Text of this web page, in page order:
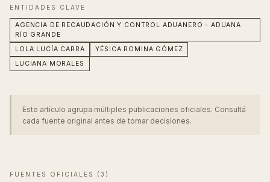
ENTIDADES CLAVE
AGENCIA DE RECAUDACIÓN Y CONTROL ADUANERO - ADUANA
RÍO GRANDE
LOLA LUCÍA CARRA
YÉSICA ROMINA GÓMEZ
LUCIANA MORALES
Este artículo agrupa múltiples publicaciones oficiales. Consultá
cada fuente original antes de tomar decisiones.
FUENTES OFICIALES ( 3 )